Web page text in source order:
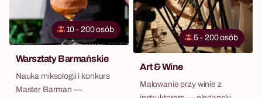
10 - 200 osób
Warsztaty Barmańskie
Nauka miksologii i konkurs
Master Barman —
5 - 200 osób
Art & Wine
Malowanie przy winie z